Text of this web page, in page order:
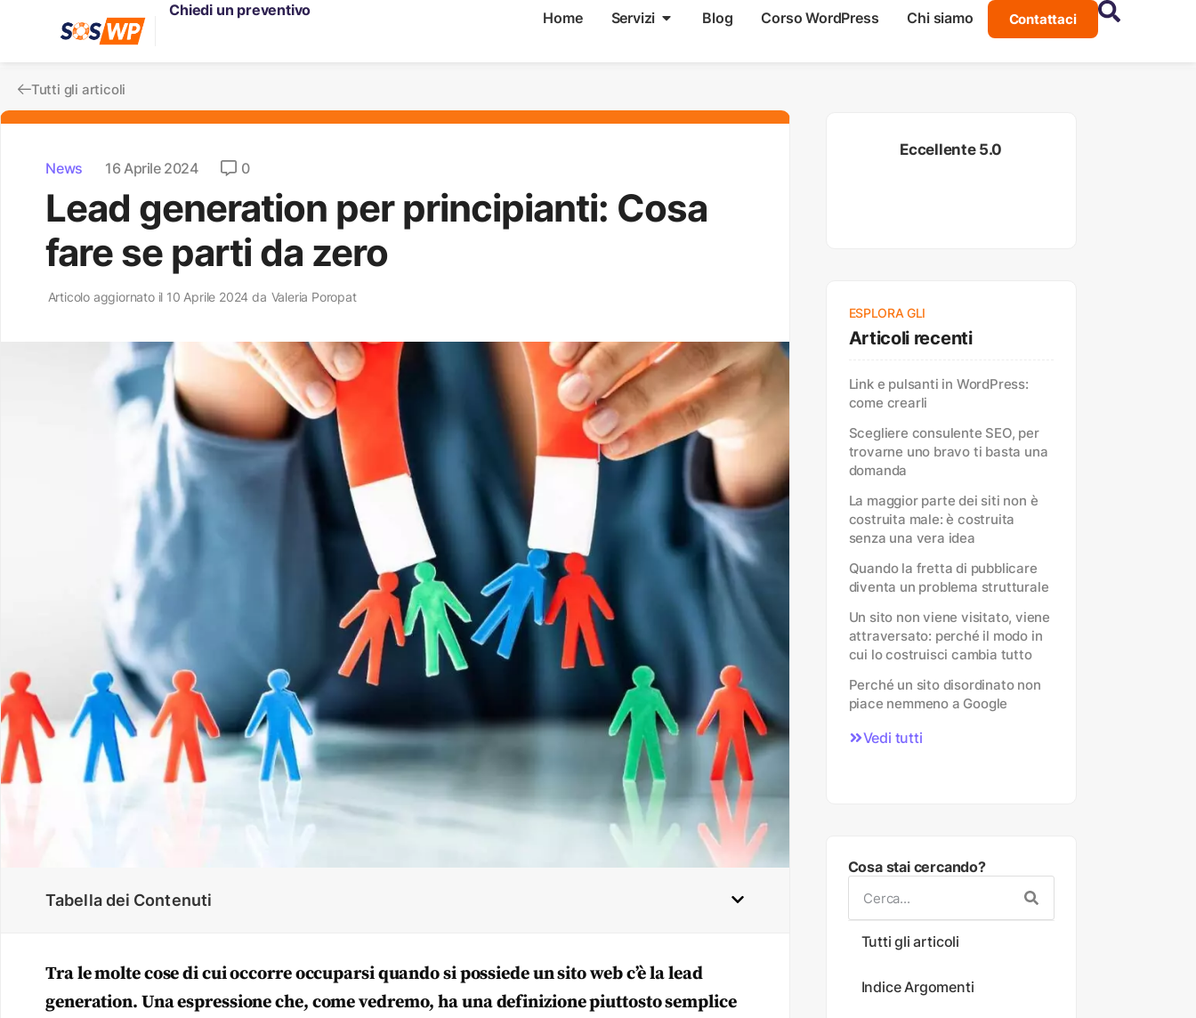
Home Servizi Blog Corso WordPress Chi siamo Contattaci
Chiedi un preventivo
Tutti gli articoli
News 16 Aprile 2024 0
Lead generation per principianti: Cosa
fare se parti da zero
Articolo aggiornato il 10 Aprile 2024 da Valeria Poropat
Tabella dei Contenuti
Tra le molte cose di cui occorre occuparsi quando si possiede un sito web c’è la lead
generation. Una espressione che, come vedremo, ha una definizione piuttosto semplice
Eccellente 5.0
ESPLORA GLI
Articoli recenti
Link e pulsanti in WordPress:
come crearli
Scegliere consulente SEO, per
trovarne uno bravo ti basta una
domanda
La maggior parte dei siti non è
costruita male: è costruita
senza una vera idea
Quando la fretta di pubblicare
diventa un problema strutturale
Un sito non viene visitato, viene
attraversato: perché il modo in
cui lo costruisci cambia tutto
Perché un sito disordinato non
piace nemmeno a Google
Vedi tutti
Cosa stai cercando?
Tutti gli articoli
Indice Argomenti